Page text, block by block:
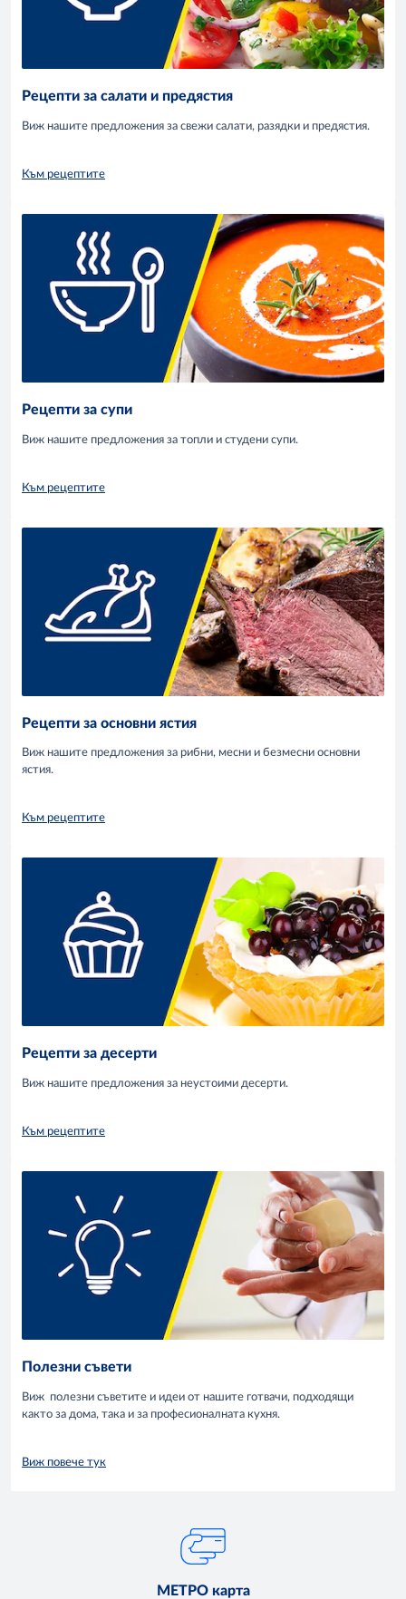
Рецепти за салати и предястия
Виж нашите предложения за свежи салати, разядки и предястия.
Към рецептите
Рецепти за супи
Виж нашите предложения за топли и студени супи.
Към рецептите
Рецепти за основни ястия
Виж нашите предложения за рибни, месни и безмесни основни
ястия.
Към рецептите
Рецепти за десерти
Виж нашите предложения за неустоими десерти.
Към рецептите
Полезни съвети
Виж полезни съветите и идеи от нашите готвачи, подходящи
както за дома, така и за професионалната кухня.
Виж повече тук
МЕТРО карта